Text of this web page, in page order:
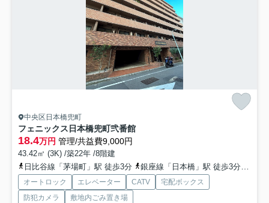
中央区日本橋兜町
フェニックス日本橋兜町弐番館
18.4万円 管理/共益費9,000円
43.42㎡ (3K) /築22年 /8階建
日比谷線「茅場町」駅 徒歩3分
銀座線「日本橋」駅 徒歩3分
オートロック エレベーター CATV
宅配ボックス
防犯カメラ
敷地内ごみ置き場